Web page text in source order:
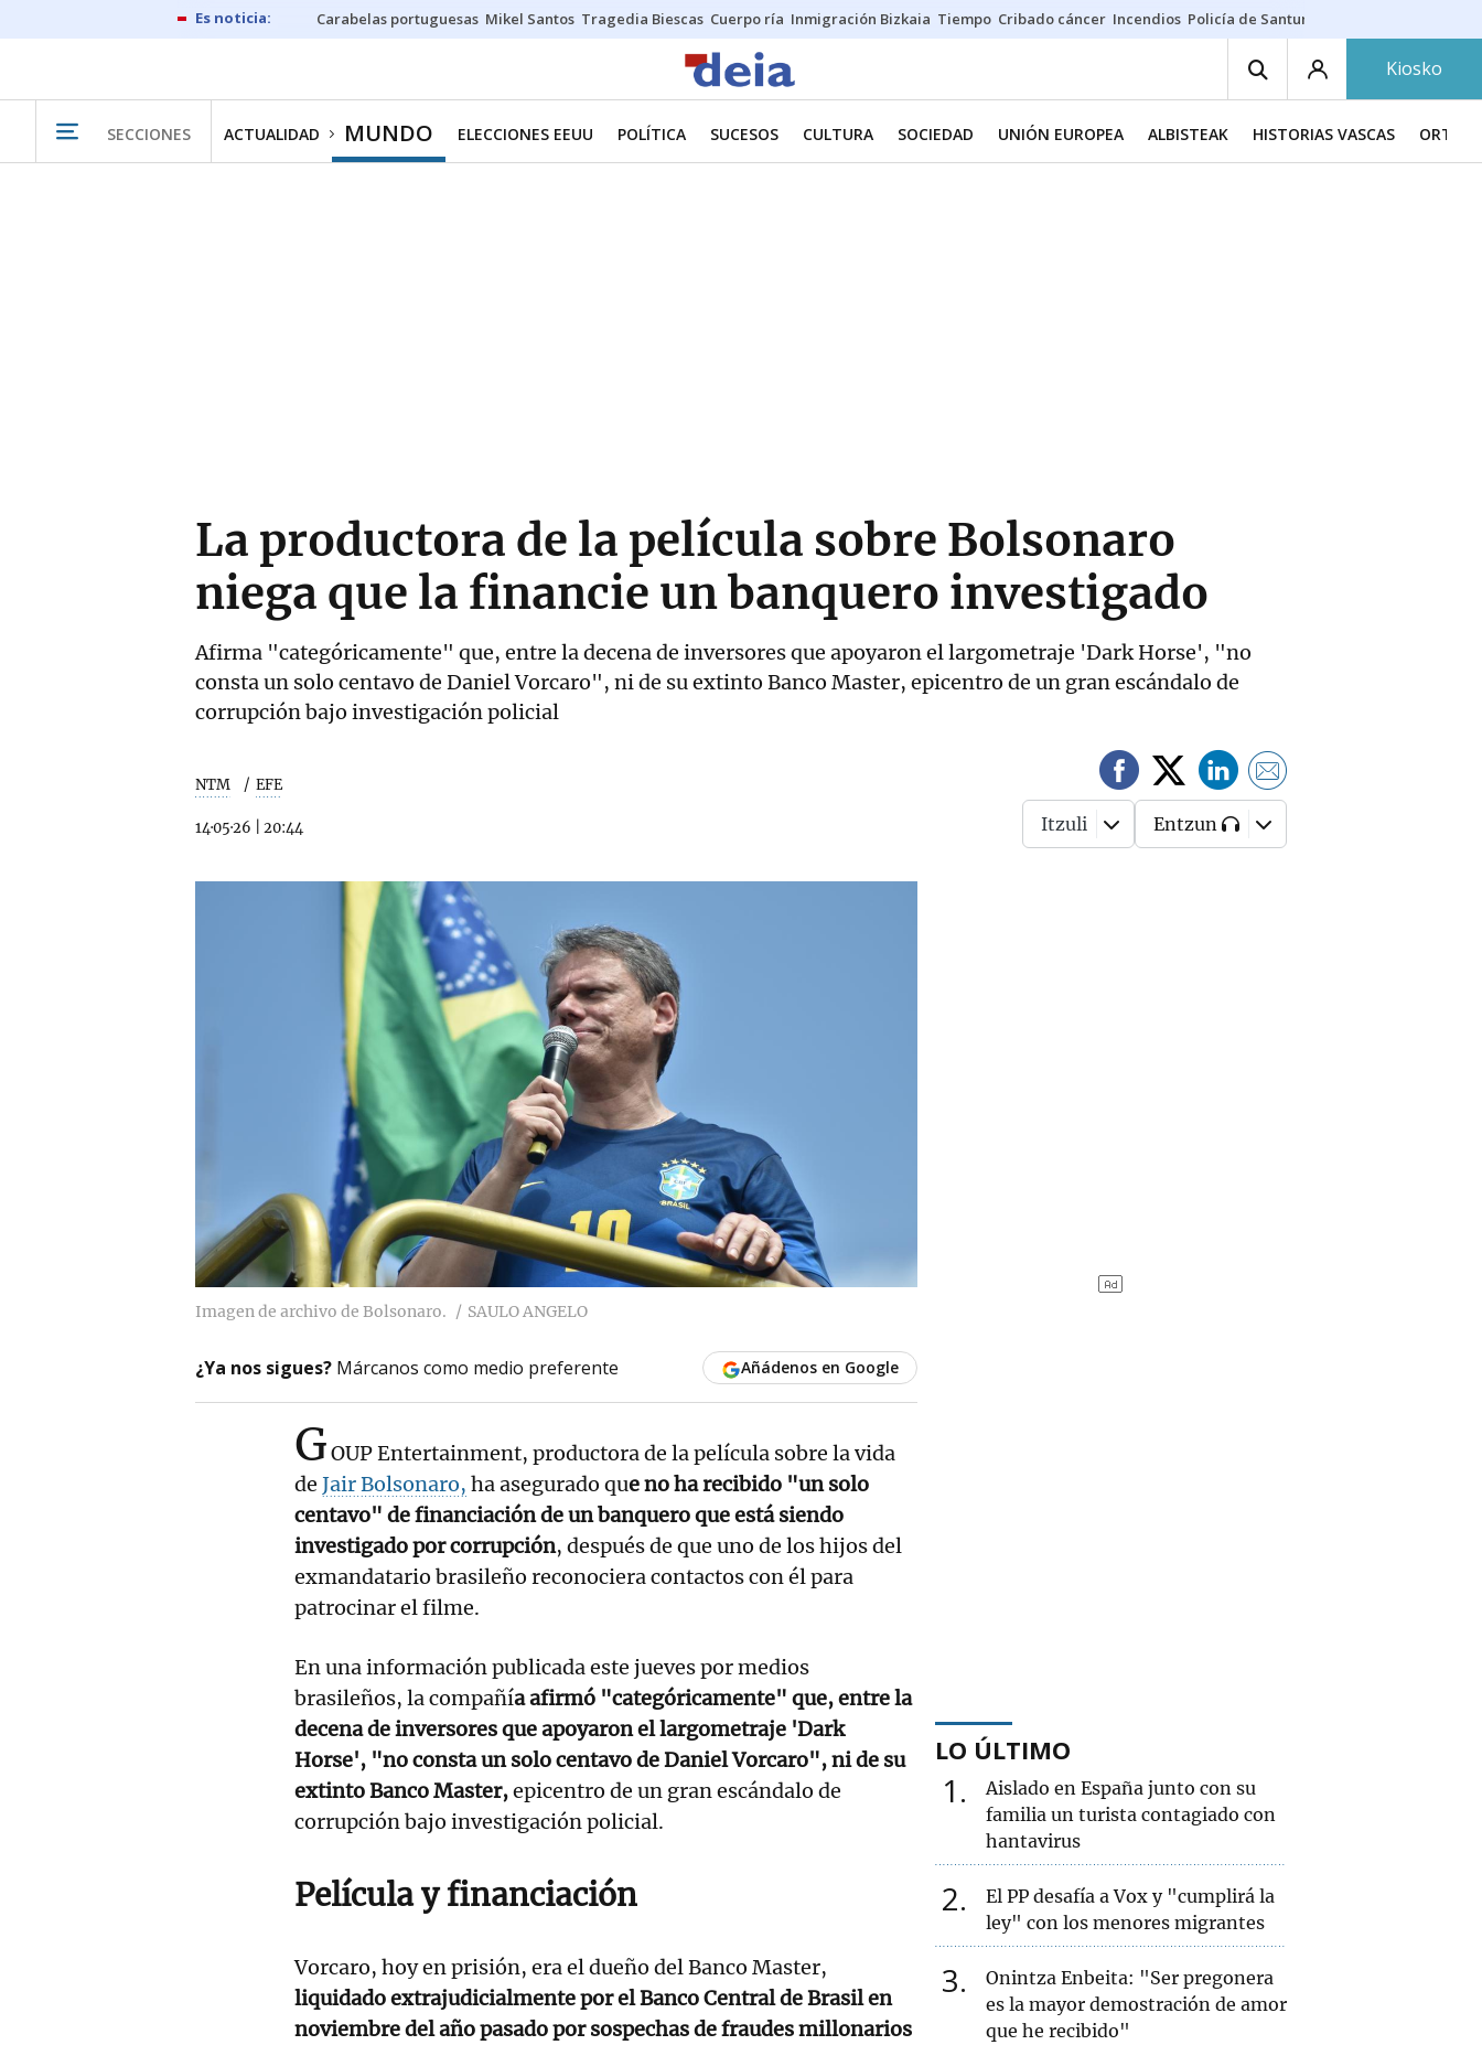
Carabelas portuguesas Mikel Santos Tragedia Biescas Cuerpo ría Inmigración Bizkaia Tiempo Cribado cáncer Incendios Policía de Santurtzi
Kiosko
SECCIONES ACTUALIDAD MUNDO ELECCIONES EEUU POLÍTICA SUCESOS CULTURA SOCIEDAD UNIÓN EUROPEA ALBISTEAK HISTORIAS VASCAS
La productora de la película sobre Bolsonaro
niega que la financie un banquero investigado
Afirma "categóricamente" que, entre la decena de inversores que apoyaron el largometraje 'Dark Horse', "no
consta un solo centavo de Daniel Vorcaro", ni de su extinto Banco Master, epicentro de un gran escándalo de
corrupción bajo investigación policial
NTM EFE
14·05·26 20:44 Itzuli Entzun
Imagen de archivo de Bolsonaro. SAULO ANGELO
¿Ya nos sigues? Márcanos como medio preferente Añádenos en Google
GOUP Entertainment, productora de la película sobre la vida
de Jair Bolsonaro, ha asegurado que no ha recibido "un solo
centavo" de financiación de un banquero que está siendo
investigado por corrupción, después de que uno de los hijos del
exmandatario brasileño reconociera contactos con él para
patrocinar el filme.
En una información publicada este jueves por medios
brasileños, la compañía afirmó "categóricamente" que, entre la
decena de inversores que apoyaron el largometraje 'Dark
Horse', "no consta un solo centavo de Daniel Vorcaro", ni de su
extinto Banco Master,epicentro de un gran escándalo de
corrupción bajo investigación policial.
Película y financiación
Vorcaro, hoy en prisión, era el dueño del Banco Master,
liquidado extrajudicialmente por el Banco Central de Brasil en
noviembre del año pasado por sospechas de fraudes millonarios
LO ÚLTIMO
1
Aislado en España junto con su
familia un turista contagiado con
hantavirus
2
El PP desafía a Vox y "cumplirá la
ley" con los menores migrantes
3
Onintza Enbeita: "Ser pregonera
es la mayor demostración de amor
que he recibido"